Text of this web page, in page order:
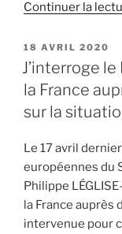
Continuer la
PUBLIÉ
LE
18 AVRIL 2020
J’interroge
la France
sur la
Le 17 avril
européennes du
Philippe
la France auprès
intervenue pour